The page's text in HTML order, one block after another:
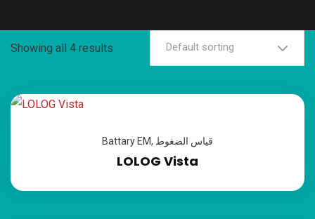
Showing all 4 results Default sorting
Battary EM, قياس الضغوط
LOLOG Vista